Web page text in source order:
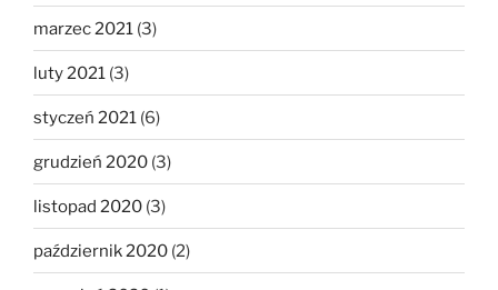
marzec 2021 (3)
luty 2021 (3)
styczeń 2021 (6)
grudzień 2020 (3)
listopad 2020 (3)
październik 2020 (2)